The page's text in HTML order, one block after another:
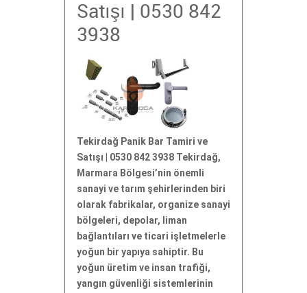
Satışı | 0530 842
3938
Tekirdağ Panik Bar Tamiri ve
Satışı | 0530 842 3938 Tekirdağ,
Marmara Bölgesi’nin önemli
sanayi ve tarım şehirlerinden biri
olarak fabrikalar, organize sanayi
bölgeleri, depolar, liman
bağlantıları ve ticari işletmelerle
yoğun bir yapıya sahiptir. Bu
yoğun üretim ve insan trafiği,
yangın güvenliği sistemlerinin